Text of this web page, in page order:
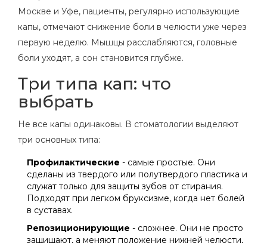
Москве и Уфе, пациенты, регулярно использующие
капы, отмечают снижение боли в челюсти уже через
первую неделю. Мышцы расслабляются, головные
боли уходят, а сон становится глубже.
Три типа кап: что
выбрать
Не все капы одинаковы. В стоматологии выделяют
три основных типа:
Профилактические - самые простые. Они
сделаны из твердого или полутвердого пластика и
служат только для защиты зубов от стирания.
Подходят при легком бруксизме, когда нет болей
в суставах.
Репозиционирующие - сложнее. Они не просто
защищают, а меняют положение нижней челюсти,